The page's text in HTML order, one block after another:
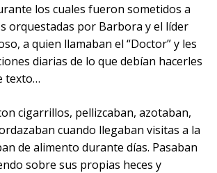
los cuales fueron sometidos a
orquestadas por Barbora y el líder
a quien llamaban el “Doctor” y les
diarias de lo que debían hacerles
texto…
cigarrillos, pellizcaban, azotaban,
cuando llegaban visitas a la
de alimento durante días. Pasaban
sobre sus propias heces y